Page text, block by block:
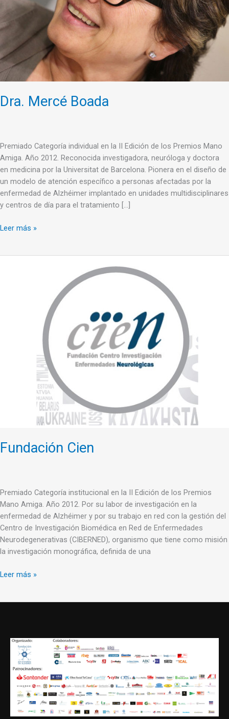
Dra. Mercé Boada
Premiado Categoría individual en la II Edición de los Premios Mano
Amiga. Año 2012. Reconocida investigadora, neuróloga y doctora
en medicina por la Universitat de Barcelona. Pionera en el diseño de
un modelo de atención específico a personas afectadas por la
enfermedad de Alzhéimer implantado en unidades multidisciplinares
y centros de día para el tratamiento […]
Leer más »
Fundación Cien
Premiado Categoría institucional en la II Edición de los Premios
Mano Amiga. Año 2012. Por su labor de investigación en la
enfermedad de Alzhéimer y por su trabajo en red con la gestión del
Centro de Investigación Biomédica en Red de Enfermedades
Neurodegenerativas (CIBERNED), organismo que tiene como misión
la investigación monográfica, definida de una
Leer más »